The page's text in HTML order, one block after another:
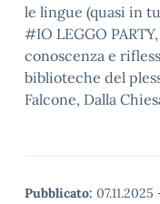
le lingue (quasi in
#IO LEGGO
conoscenza e
biblioteche del
Falcone, Dalla
Pubblicato: 07.11.2025